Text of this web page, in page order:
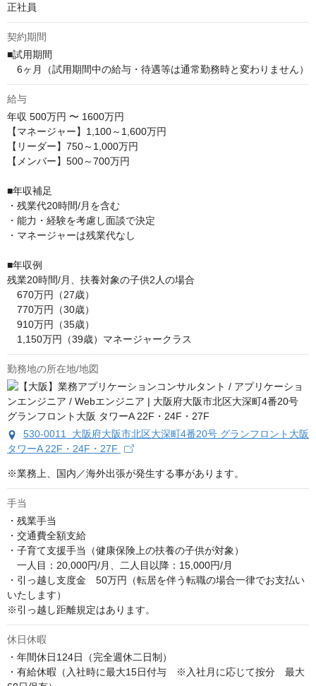
正社員
契約期間
■試用期間
6ヶ月（試用期間中の給与・待遇等は通常勤務時と変わりません）
給与
年収 500万円 〜 1600万円
【マネージャー】1,100～1,600万円
【リーダー】750～1,000万円
【メンバー】500～700万円
■年収補足
・残業代20時間/月を含む
・能力・経験を考慮し面談で決定
・マネージャーは残業代なし
■年収例
残業20時間/月、扶養対象の子供2人の場合
670万円（27歳）
770万円（30歳）
910万円（35歳）
1,150万円（39歳）マネージャークラス
勤務地の所在地/地図
530-0011 大阪府大阪市北区大深町4番20号 グランフロント大阪
タワーA 22F・24F・27F
※業務上、国内／海外出張が発生する事があります。
手当
・残業手当
・交通費全額支給
・子育て支援手当（健康保険上の扶養の子供が対象）
一人目：20,000円/月、二人目以降：15,000円/月
・引っ越し支度金　50万円（転居を伴う転職の場合一律でお支払い
いたします）
※引っ越し距離規定はあります。
休日休暇
・年間休日124日（完全週休二日制）
・有給休暇（入社時に最大15日付与　※入社月に応じて按分　最大